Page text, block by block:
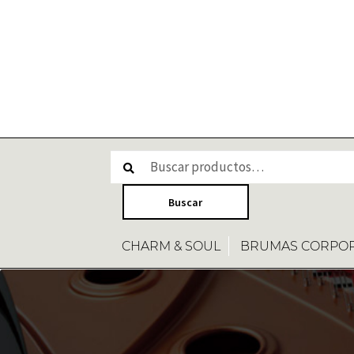
CHARM & SOUL BRUMAS